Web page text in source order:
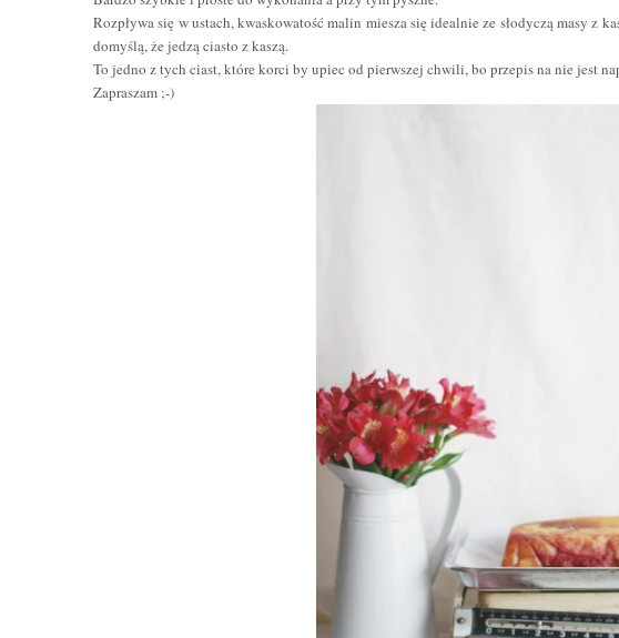
Rozpływa się w ustach, kwaskowatość malin miesza się idealnie ze słodyczą masy z
domyślą, że jedzą ciasto z kaszą.
To jedno z tych ciast, które korci by upiec od pierwszej chwili, bo przepis na nie jest
Zapraszam ;-)